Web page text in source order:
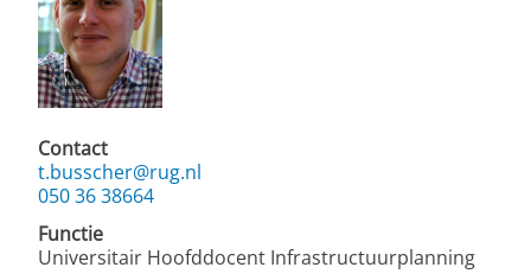
Contact
t.busscher@rug.nl
050 36 38664
Functie
Universitair Hoofddocent Infrastructuurplanning